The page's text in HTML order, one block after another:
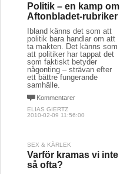
Politik – en kamp om
Aftonbladet-rubriker
Ibland känns det som att
politik bara handlar om att
ta makten. Det känns som
att politiker har tappat det
som faktiskt betyder
någonting – strävan efter
ett bättre fungerande
samhälle.
Kommentarer
ELIAS GIERTZ
2010-02-09 11:56:00
SEX & KÄRLEK
Varför kramas vi inte
så ofta?